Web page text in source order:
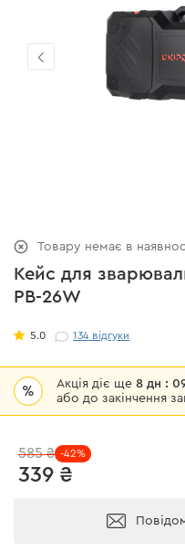
Кейс для
PB-26W
5.0 134 відгуки
% Акція діє ще8 дн :
або до закінчення
339 ₴
585 ₴ -42%
Товару немає в